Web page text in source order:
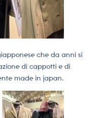
che da anni si
di cappotti e di
made in japan.